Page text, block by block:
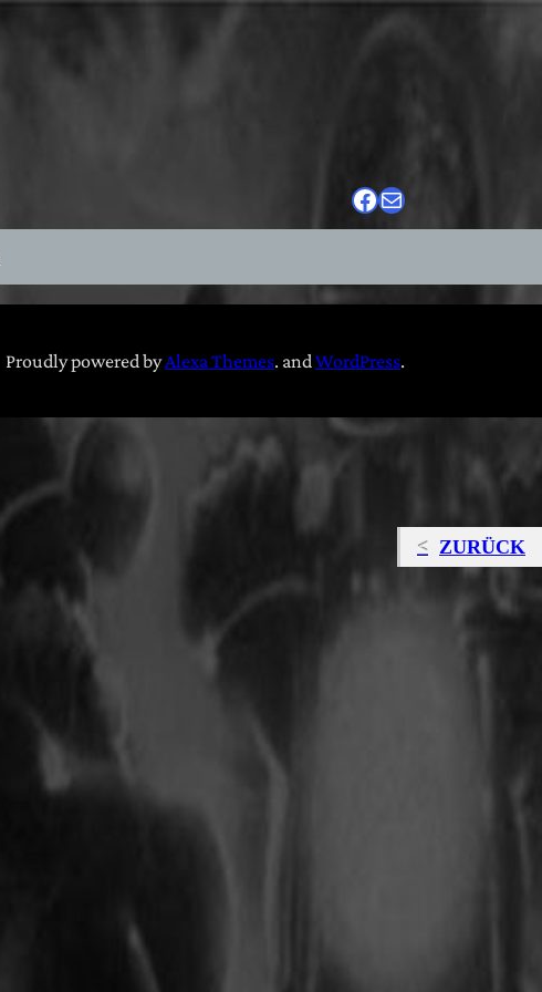
Facebook
E-Mail
Proudly powered byAlexa Themes. andWordPress.
ZURÜCK